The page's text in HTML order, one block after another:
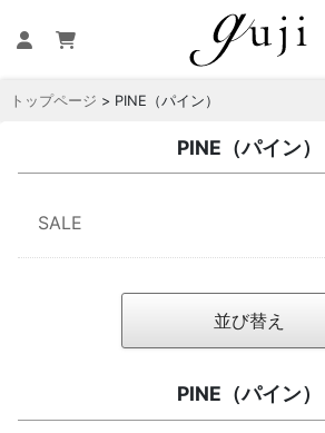
トップページ > PINE（パイン）
PINE（パイン）
SALE
並び替え
PINE（パイン）